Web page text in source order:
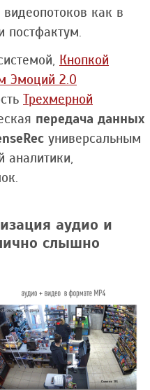
как в
постфактум.
Кнопкой
Эмоций 2.0
Трехмерной
передача данных
универсальным
аудио и
слышно